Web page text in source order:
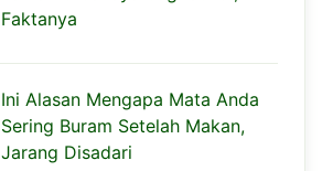
Faktanya
Ini Alasan Mengapa Mata Anda
Sering Buram Setelah Makan,
Jarang Disadari